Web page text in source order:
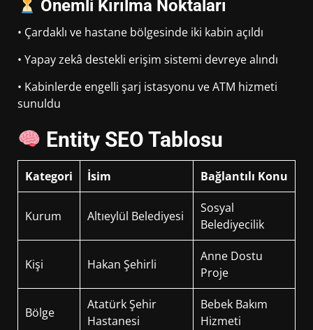
Önemli Kırılma Noktaları
• Çardaklı ve hastane bölgesinde iki kabin açıldı
• Yapay zekâ destekli erişim sistemi devreye alındı
• Kabinlerde engelli şarj istasyonu ve ATM hizmeti
sunuldu
Entity SEO Tablosu
Kategori İsim Bağlantılı Konu
Kurum Altıeylül Belediyesi
Sosyal
Belediyecilik
Kişi Hakan Şehirli
Anne Dostu
Proje
Bölge
Atatürk Şehir
Hastanesi
Bebek Bakım
Hizmeti